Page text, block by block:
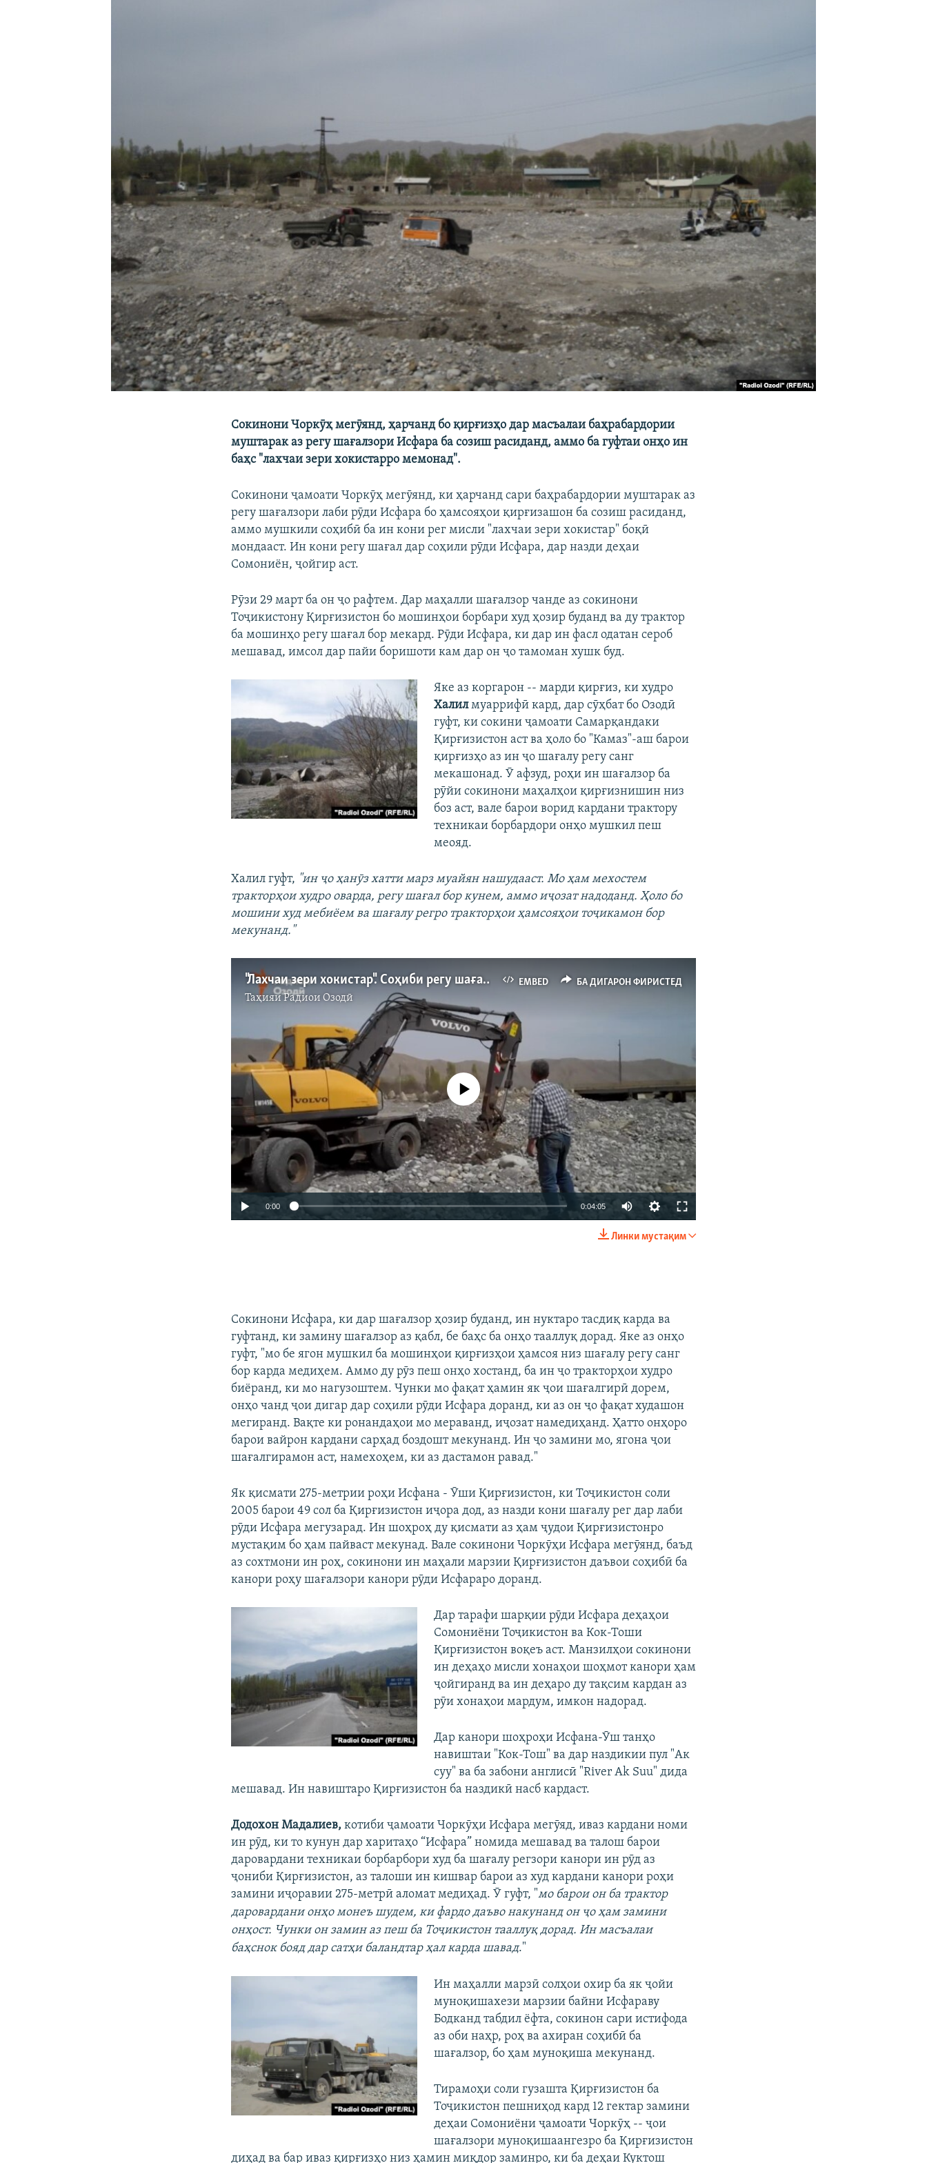
Сокинони Чоркӯҳ мегӯянд, ҳарчанд бо қирғизҳо дар масъалаи баҳрабардории
муштарак аз регу шағалзори Исфара ба созиш расиданд, аммо ба гуфтаи онҳо ин
баҳс "лахчаи зери хокистарро мемонад".
Сокинони ҷамоати Чоркӯҳ мегӯянд, ки ҳарчанд сари баҳрабардории муштарак аз
регу шағалзори лаби рӯди Исфара бо ҳамсояҳои қирғизашон ба созиш расиданд,
аммо мушкили соҳибӣ ба ин кони рег мисли "лахчаи зери хокистар" боқӣ
мондааст. Ин кони регу шағал дар соҳили рӯди Исфара, дар назди деҳаи
Сомониён, ҷойгир аст.
Рӯзи 29 март ба он ҷо рафтем. Дар маҳалли шағалзор чанде аз сокинони
Тоҷикистону Қирғизистон бо мошинҳои борбари худ ҳозир буданд ва ду трактор
ба мошинҳо регу шағал бор мекард. Рӯди Исфара, ки дар ин фасл одатан сероб
мешавад, имсол дар пайи боришоти кам дар он ҷо тамоман хушк буд.
Яке аз коргарон -- марди қирғиз, ки худро
Халилмуаррифӣ кард, дар сӯҳбат бо Озодӣ
гуфт, ки сокини ҷамоати Самарқандаки
Қирғизистон аст ва ҳоло бо "Камаз"-аш барои
қирғизҳо аз ин ҷо шағалу регу санг
мекашонад. Ӯ афзуд, роҳи ин шағалзор ба
рӯйи сокинони маҳалҳои қирғизнишин низ
боз аст, вале барои ворид кардани трактору
техникаи борбардори онҳо мушкил пеш
меояд.
Халил гуфт, "ин ҷо ҳанӯз хатти марз муайян нашудааст. Мо ҳам мехостем
тракторҳои худро оварда, регу шағал бор кунем, аммо иҷозат надоданд. Ҳоло бо
мошини худ мебиёем ва шағалу регро тракторҳои ҳамсояҳои тоҷикамон бор
мекунанд."
EMBED БА ДИГАРОН ФИРИСТЕД
"Лахчаи зери хокистар". Соҳиби регу шағалзори Исфара кист?
ТаҳияиРадиои Озодӣ
БА ДИГАРОН ФИРИСТЕД
Феълан кор намекунад
0:00 0:04:05
Линки мустақим
Сокинони Исфара, ки дар шағалзор ҳозир буданд, ин нуктаро тасдиқ карда ва
гуфтанд, ки замину шағалзор аз қабл, бе баҳс ба онҳо тааллуқ дорад. Яке аз онҳо
гуфт, "мо бе ягон мушкил ба мошинҳои қирғизҳои ҳамсоя низ шағалу регу санг
бор карда медиҳем. Аммо ду рӯз пеш онҳо хостанд, ба ин ҷо тракторҳои худро
биёранд, ки мо нагузоштем. Чунки мо фақат ҳамин як ҷои шағалгирӣ дорем,
онҳо чанд ҷои дигар дар соҳили рӯди Исфара доранд, ки аз он ҷо фақат худашон
мегиранд. Вақте ки ронандаҳои мо мераванд, иҷозат намедиҳанд. Ҳатто онҳоро
барои вайрон кардани сарҳад боздошт мекунанд. Ин ҷо замини мо, ягона ҷои
шағалгирамон аст, намехоҳем, ки аз дастамон равад."
Як қисмати 275-метрии роҳи Исфана - Ӯши Қирғизистон, ки Тоҷикистон соли
2005 барои 49 сол ба Қирғизистон иҷора дод, аз назди кони шағалу рег дар лаби
рӯди Исфара мегузарад. Ин шоҳроҳ ду қисмати аз ҳам ҷудои Қирғизистонро
мустақим бо ҳам пайваст мекунад. Вале сокинони Чоркӯҳи Исфара мегӯянд, баъд
аз сохтмони ин роҳ, сокинони ин маҳали марзии Қирғизистон даъвои соҳибӣ ба
канори роҳу шағалзори канори рӯди Исфараро доранд.
Дар тарафи шарқии рӯди Исфара деҳаҳои
Сомониёни Тоҷикистон ва Кок-Тоши
Қирғизистон воқеъ аст. Манзилҳои сокинони
ин деҳаҳо мисли хонаҳои шоҳмот канори ҳам
ҷойгиранд ва ин деҳаро ду тақсим кардан аз
рӯи хонаҳои мардум, имкон надорад.
Дар канори шоҳроҳи Исфана-Ӯш танҳо
навиштаи "Кок-Тош" ва дар наздикии пул "Ак
суу" ва ба забони англисӣ "River Ak Suu" дида
мешавад. Ин навиштаро Қирғизистон ба наздикӣ насб кардаст.
Додохон Мадалиев, котиби ҷамоати Чоркӯҳи Исфара мегӯяд, иваз кардани номи
ин рӯд, ки то кунун дар харитаҳо “Исфара” номида мешавад ва талош барои
даровардани техникаи борбарбори худ ба шағалу регзори канори ин рӯд аз
ҷониби Қирғизистон, аз талоши ин кишвар барои аз худ кардани канори роҳи
замини иҷоравии 275-метрӣ аломат медиҳад. Ӯ гуфт, "мо барои он ба трактор
даровардани онҳо монеъ шудем, ки фардо даъво накунанд он ҷо ҳам замини
онҳост. Чунки он замин аз пеш ба Тоҷикистон тааллуқ дорад. Ин масъалаи
баҳснок бояд дар сатҳи баландтар ҳал карда шавад."
Ин маҳалли марзӣ солҳои охир ба як ҷойи
муноқишахези марзии байни Исфараву
Бодканд табдил ёфта, сокинон сари истифода
аз оби наҳр, роҳ ва ахиран соҳибӣ ба
шағалзор, бо ҳам муноқиша мекунанд.
Тирамоҳи соли гузашта Қирғизистон ба
Тоҷикистон пешниҳод кард 12 гектар замини
деҳаи Сомониёни ҷамоати Чоркӯҳ -- ҷои
шағалзори муноқишаангезро ба Қирғизистон
диҳад ва бар иваз қирғизҳо низ ҳамин миқдор заминро, ки ба деҳаи Куктош